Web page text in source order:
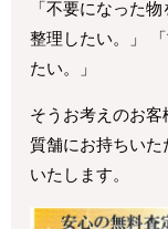
「不要になった
整理したい。」
たい。」
そうお考えのお
質舗にお持ちい
いたします。